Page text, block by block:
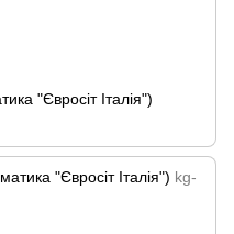
"Євросіт Італія")